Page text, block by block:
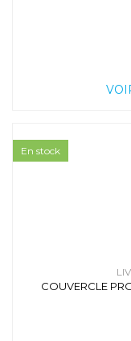
COUVERCLE
En stock